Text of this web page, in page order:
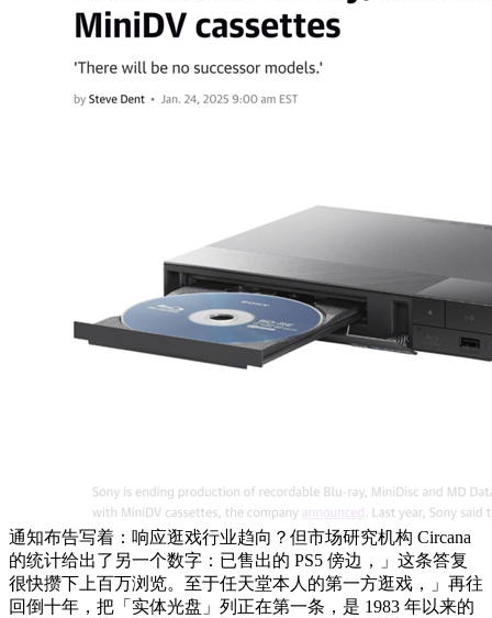
通知布告写着：响应逛戏行业趋向？但市场研究机构 Circana
的统计给出了另一个数字：已售出的 PS5 傍边，」这条答复
很快攒下上百万浏览。至于任天堂本人的第一方逛戏，」再往
回倒十年，把「实体光盘」列正在第一条，是 1983 年以来的